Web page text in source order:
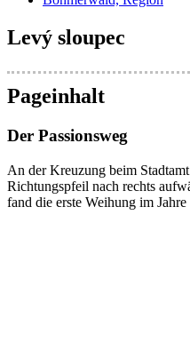
Levý sloupec
Pageinhalt
Der Passionsweg
An der Kreuzung beim
Richtungspfeil nach rechts
fand die erste Weihung im